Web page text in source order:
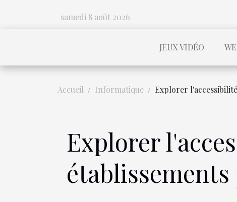
samedi 8 août 2026
JEUX VIDÉO
Accueil Informatique Explorer
Explorer